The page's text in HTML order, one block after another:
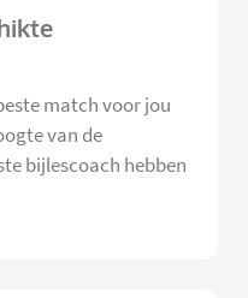
match voor jou
van de
bijlescoach hebben